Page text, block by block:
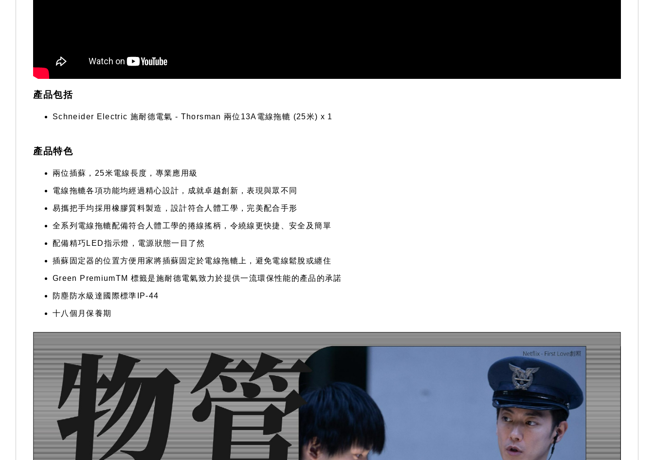
產品包括
Schneider Electric 施耐德電氣 - Thorsman 兩位13A電線拖轆 (25米) x 1
產品特色
兩位插蘇，25米電線長度，專業應用級
電線拖轆各項功能均經過精心設計，成就卓越創新，表現與眾不同
易攜把手均採用橡膠質料製造，設計符合人體工學，完美配合手形
全系列電線拖轆配備符合人體工學的捲線搖柄，令繞線更快捷、安全及簡單
配備精巧LED指示燈，電源狀態一目了然
插蘇固定器的位置方便用家將插蘇固定於電線拖轆上，避免電線鬆脫或纏住
Green PremiumTM 標籤是施耐德電氣致力於提供一流環保性能的產品的承諾
防塵防水級達國際標準IP-44
十八個月保養期